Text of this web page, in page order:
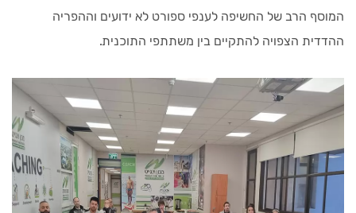
המוסף הרב של החשיפה לענפי ספורט לא ידועים וההפריה
ההדדית הצפויה להתקיים בין משתתפי התוכנית.